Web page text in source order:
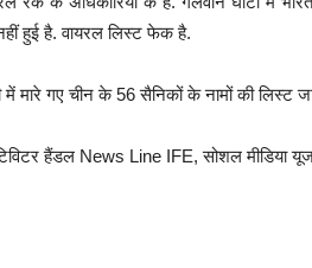
हुई है. वायरल लिस्ट फेक है.
में मारे गए चीन के 56 सैनिकों के नामों की लिस्ट
हैंडल News Line IFE, सोशल मीडिया